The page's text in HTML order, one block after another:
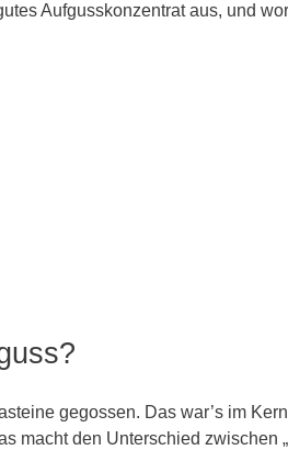
Aufgusskonzentrat aus, und
gegossen. Das war’s im
macht den Unterschied zwischen